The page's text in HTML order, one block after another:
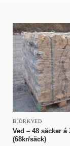
BJÖRKVED
Ved – 48 säckar á
(68kr/säck)